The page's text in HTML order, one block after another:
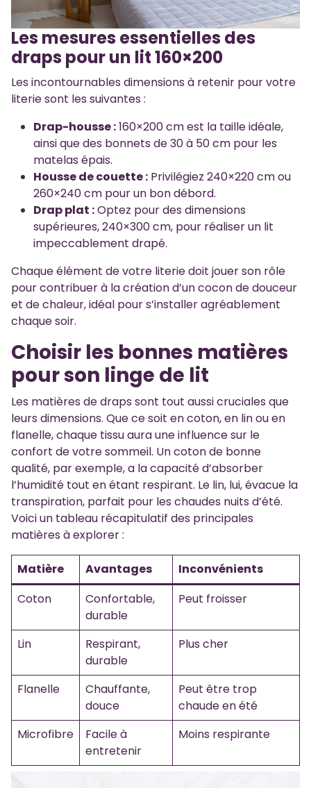
Les mesures essentielles des
draps pour un lit 160×200
Les incontournables dimensions à retenir pour votre
literie sont les suivantes :
Drap-housse :160×200 cm est la taille idéale,
ainsi que des bonnets de 30 à 50 cm pour les
matelas épais.
Housse de couette : Privilégiez 240×220 cm ou
260×240 cm pour un bon débord.
Drap plat :Optez pour des dimensions
supérieures, 240×300 cm, pour réaliser un lit
impeccablement drapé.
Chaque élément de votre literie doit jouer son rôle
pour contribuer à la création d’un cocon de douceur
et de chaleur, idéal pour s’installer agréablement
chaque soir.
Choisir les bonnes matières
pour son linge de lit
Les matières de draps sont tout aussi cruciales que
leurs dimensions. Que ce soit en coton, en lin ou en
flanelle, chaque tissu aura une influence sur le
confort de votre sommeil. Un coton de bonne
qualité, par exemple, a la capacité d’absorber
l’humidité tout en étant respirant. Le lin, lui, évacue la
transpiration, parfait pour les chaudes nuits d’été.
Voici un tableau récapitulatif des principales
matières à explorer :
Matière Avantages
Inconvénients
Coton
Confortable,
durable
Peut froisser
Lin
Respirant,
durable
Plus cher
Flanelle
Chauffante,
douce
Peut être trop
chaude en été
Microfibre
Facile à
entretenir
Moins respirante